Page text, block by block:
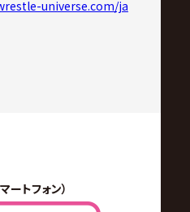
universe.com/ja
ートフォン）